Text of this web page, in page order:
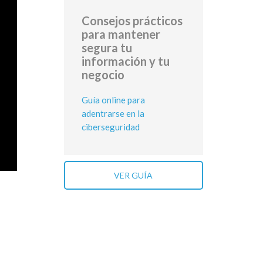
Consejos prácticos
para mantener
segura tu
información y tu
negocio
Guía online para
adentrarse en la
ciberseguridad
VER GUÍA